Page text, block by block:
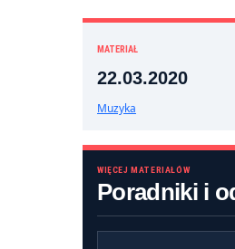
MATERIAŁ
22.03.2020
Muzyka
WIĘCEJ MATERIAŁÓW
Poradniki i